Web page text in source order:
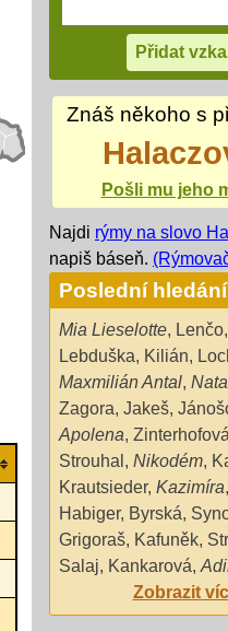
Znáš někoho s
Pošli mu jeho
Najdi rýmy na slovo
napiš báseň.
Poslední hledání
Mia Lieselotte, Lenčo,
Lebduška, Kilián,
Maxmilián Antal,
Zagora, Jakeš,
Apolena, Zinterhofová
Strouhal , Nikodém,
Krautsieder, Kazimíra,
Habiger, Byrská,
Grigoraš, Kafuněk,
Salaj, Kankarová,
Zobrazit